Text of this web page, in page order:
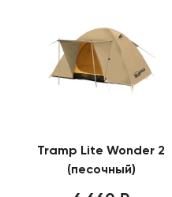
Tramp Lite Wonder 2
(песочный)